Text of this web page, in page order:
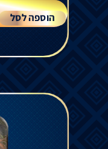
הוספה לסל